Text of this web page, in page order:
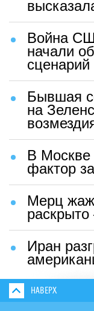
Война
начали
сценарий
Бывшая
на
В Москве
фактор
Мерц
Иран
НАВЕРХ